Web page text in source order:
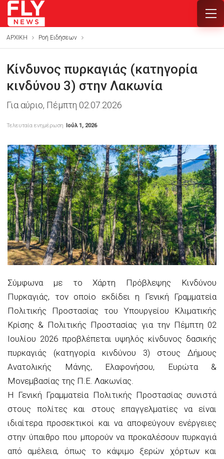
ΑΡΧΙΚΗ Ροή Ειδήσεων
Κίνδυνος πυρκαγιάς (κατηγορία
κινδύνου 3) στην Λακωνία
Για αύριο, Πέμπτη 02.07.2026
Τελευταία ενημέρωση Ιούλ 1, 2026
Σύμφωνα με το Χάρτη Πρόβλεψης Κινδύνου
Πυρκαγιάς, τον οποίο εκδίδει η Γενική Γραμματεία
Πολιτικής Προστασίας του Υπουργείου Κλιματικής
Κρίσης & Πολιτικής Προστασίας για την Πέμπτη 02
Ιουλίου 2026 προβλέπεται υψηλός κίνδυνος δασικής
πυρκαγιάς (κατηγορία κινδύνου 3) στους Δήμους
Aνατολικής Μάνης, Ελαφονήσου, Ευρώτα &
Μονεμβασίας της Π.Ε. Λακωνίας.
Η Γενική Γραμματεία Πολιτικής Προστασίας συνιστά
στους πολίτες και στους επαγγελματίες να είναι
ιδιαίτερα προσεκτικοί και να αποφεύγουν ενέργειες
στην ύπαιθρο που μπορούν να προκαλέσουν πυρκαγιά
από αμέλεια, όπως το κάψιμο ξερών χόρτων και